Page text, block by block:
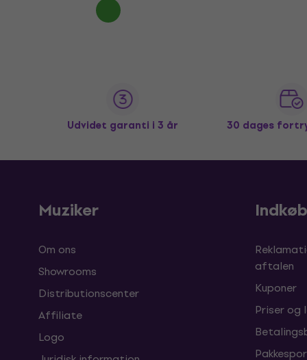
Udvidet garanti i 3 år 30 dages
Muziker
Om ons
Showrooms
Distributionscenter
Affiliate
Logo
Indkøb
aftalen
Kuponer
Priser og